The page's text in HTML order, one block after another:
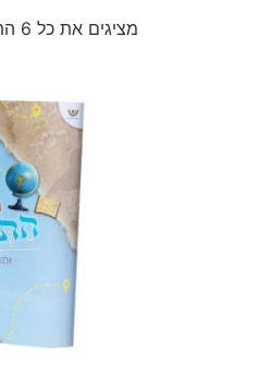
מציגים את כל ⁦6⁩ התוצאות